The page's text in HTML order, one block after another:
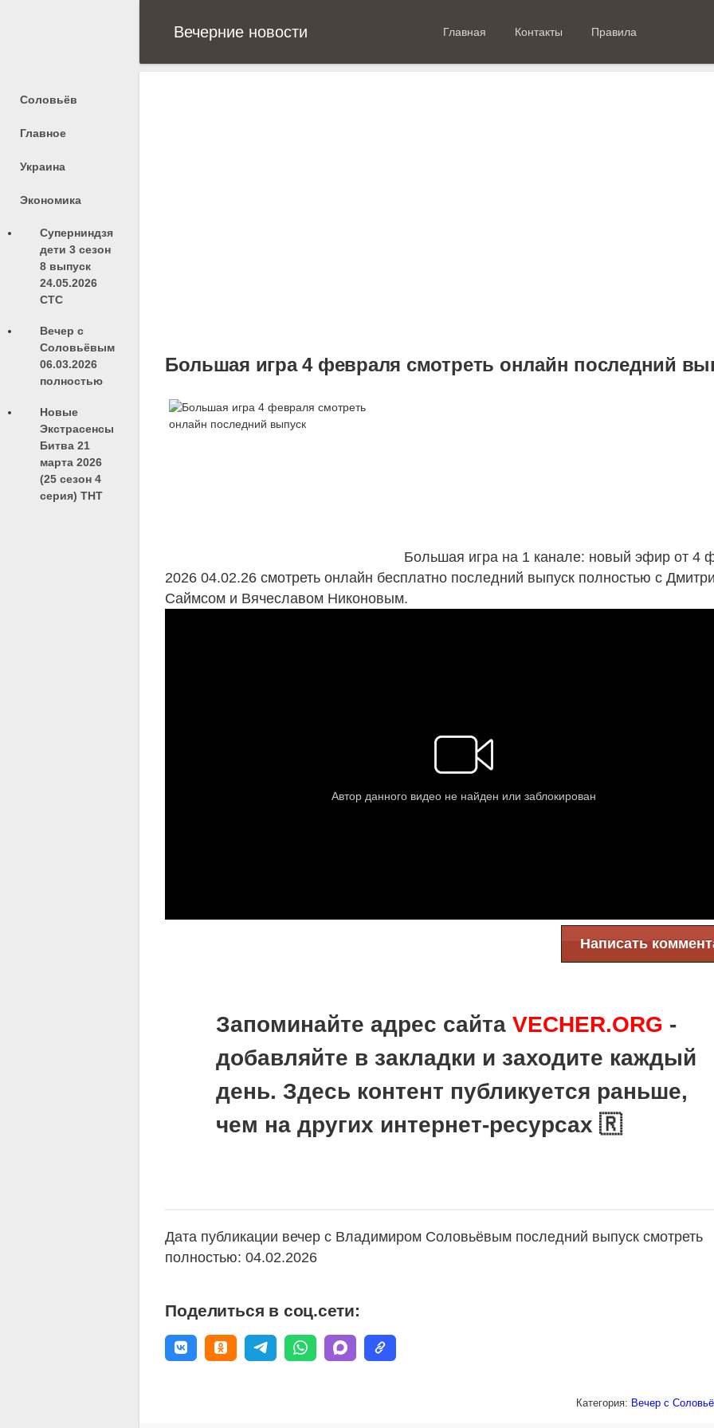
Вечерние новости Главная Контакты Правила
Соловьёв
Главное
Украина
Экономика
Суперниндзя
дети 3 сезон
8 выпуск
24.05.2026
СТС
Вечер с
Соловьёвым
06.03.2026
полностью
Новые
Экстрасенсы
Битва 21
марта 2026
(25 сезон 4
серия) ТНТ
Большая игра 4 февраля смотреть онлайн последний
Большая игра на 1 канале: новый эфир от 4
2026 04.02.26 смотреть онлайн бесплатно последний выпуск полностью с
Саймсом и Вячеславом Никоновым.
Написать
Запоминайте адрес сайтаVECHER.ORG -
добавляйте в закладки и заходите каждый
день. Здесь контент публикуется раньше,
чем на других интернет-ресурсах 🇷
Дата публикации вечер с Владимиром Соловьёвым последний выпуск смотреть
полностью: 04.02.2026
Поделиться в соц.сети:
Категория: Вечер с